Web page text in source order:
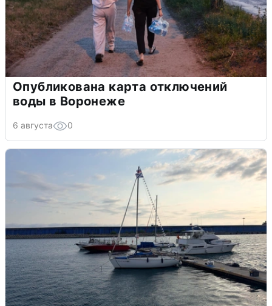
Опубликована карта отключений
воды в Воронеже
6 августа 0